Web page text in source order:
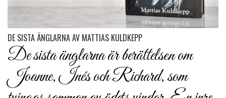
DE SISTA ÄNGLARNA AV MATTIAS KULDKEPP
De sista änglarna är berättelsen om
Joanne, Inés och Richard, som